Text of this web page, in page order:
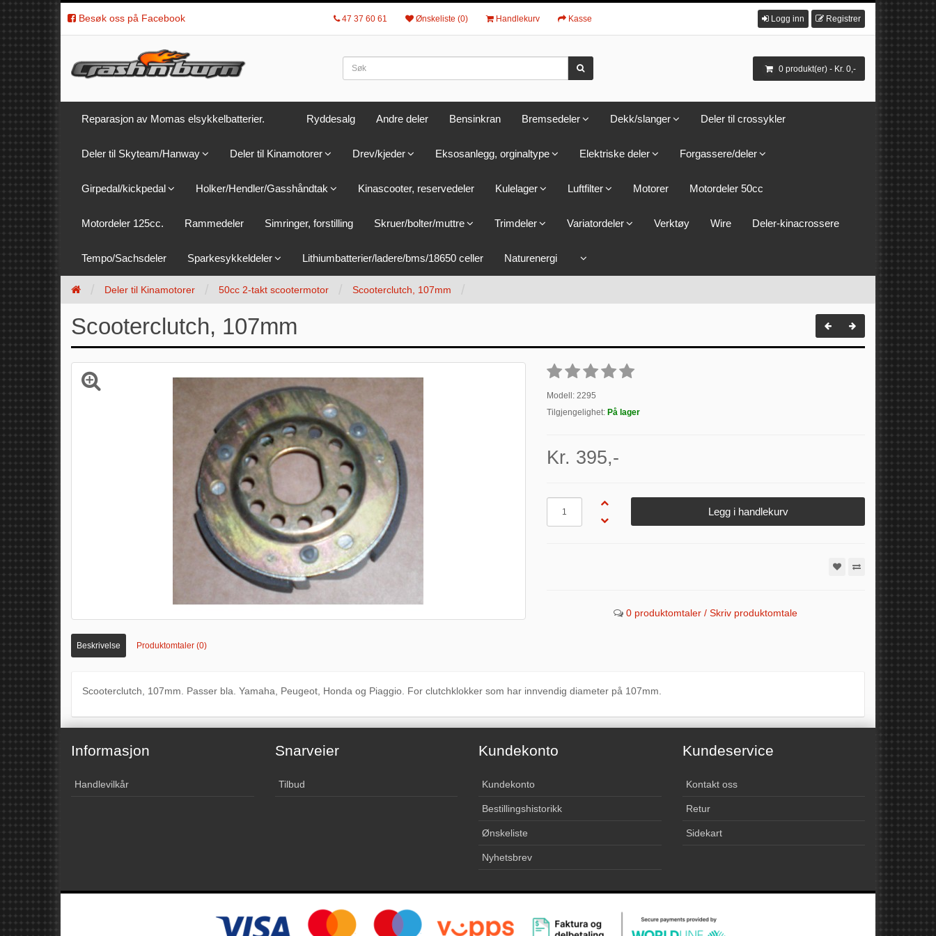
Besøk oss på Facebook 47 37 60 61 Ønskeliste (0) Handlekurv Kasse Logg inn Registrer
0 produkt(er) - Kr. 0,-
Reparasjon av Momas elsykkelbatterier. Ryddesalg Andre deler Bensinkran Bremsedeler Dekk/slanger Deler til crossykler
Deler til Skyteam/Hanway Deler til Kinamotorer Drev/kjeder Eksosanlegg, orginaltype Elektriske deler Forgassere/deler
Girpedal/kickpedal Holker/Hendler/Gasshåndtak Kinascooter, reservedeler Kulelager Luftfilter Motorer Motordeler 50cc
Motordeler 125cc. Rammedeler Simringer, forstilling Skruer/bolter/muttre Trimdeler Variatordeler Verktøy Wire Deler-kinacrossere
Tempo/Sachsdeler Sparkesykkeldeler Lithiumbatterier/ladere/bms/18650 celler Naturenergi
Deler til Kinamotorer 50cc 2-takt scootermotor Scooterclutch, 107mm
Scooterclutch, 107mm
Modell: 2295
Tilgjengelighet: På lager
Kr. 395,-
Legg i handlekurv
0 produktomtaler / Skriv produktomtale
Beskrivelse Produktomtaler (0)
Scooterclutch, 107mm. Passer bla. Yamaha, Peugeot, Honda og Piaggio. For clutchklokker som har innvendig diameter på 107mm.
Informasjon
Handlevilkår
Snarveier
Tilbud
Kundekonto
Kundekonto
Bestillingshistorikk
Ønskeliste
Nyhetsbrev
Kundeservice
Kontakt oss
Retur
Sidekart